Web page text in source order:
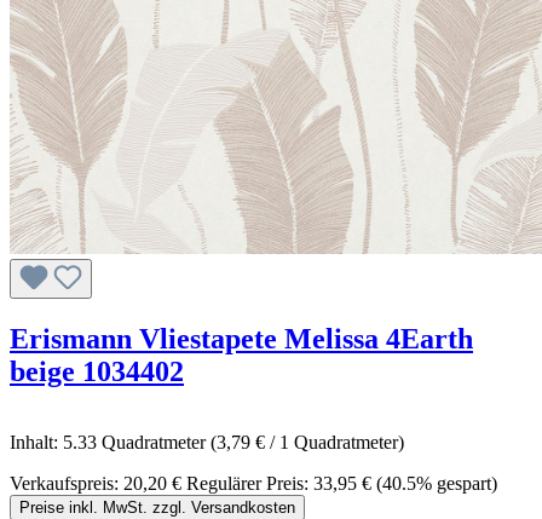
Erismann Vliestapete Melissa 4Earth
beige 1034402
Inhalt: 5.33 Quadratmeter(3,79 € / 1 Quadratmeter)
Verkaufspreis: 20,20 € Regulärer Preis: 33,95 € (40.5% gespart)
Preise inkl. MwSt. zzgl. Versandkosten